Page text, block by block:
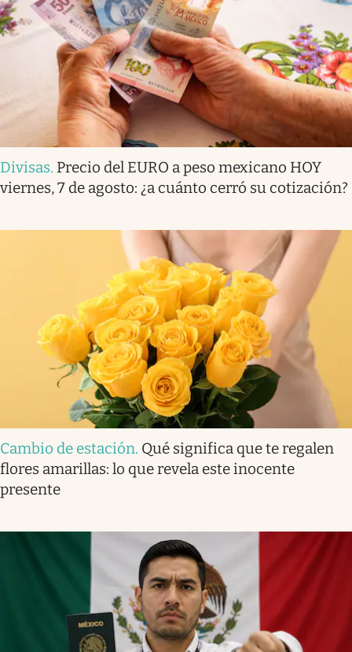
Divisas. Precio del EURO a peso mexicano HOY
viernes, 7 de agosto: ¿a cuánto cerró su cotización?
Cambio de estación. Qué significa que te regalen
flores amarillas: lo que revela este inocente
presente